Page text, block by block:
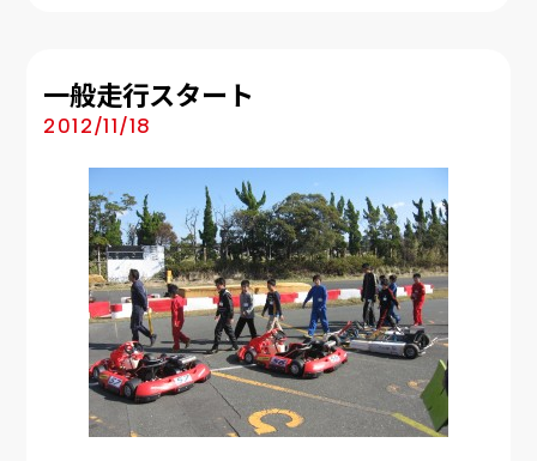
一般走行スタート
2012/11/18